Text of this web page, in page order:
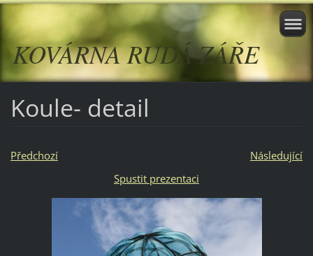
KOVÁRNA RUDÁ ZÁŘE
Koule- detail
Předchozí
Následující
Spustit prezentaci